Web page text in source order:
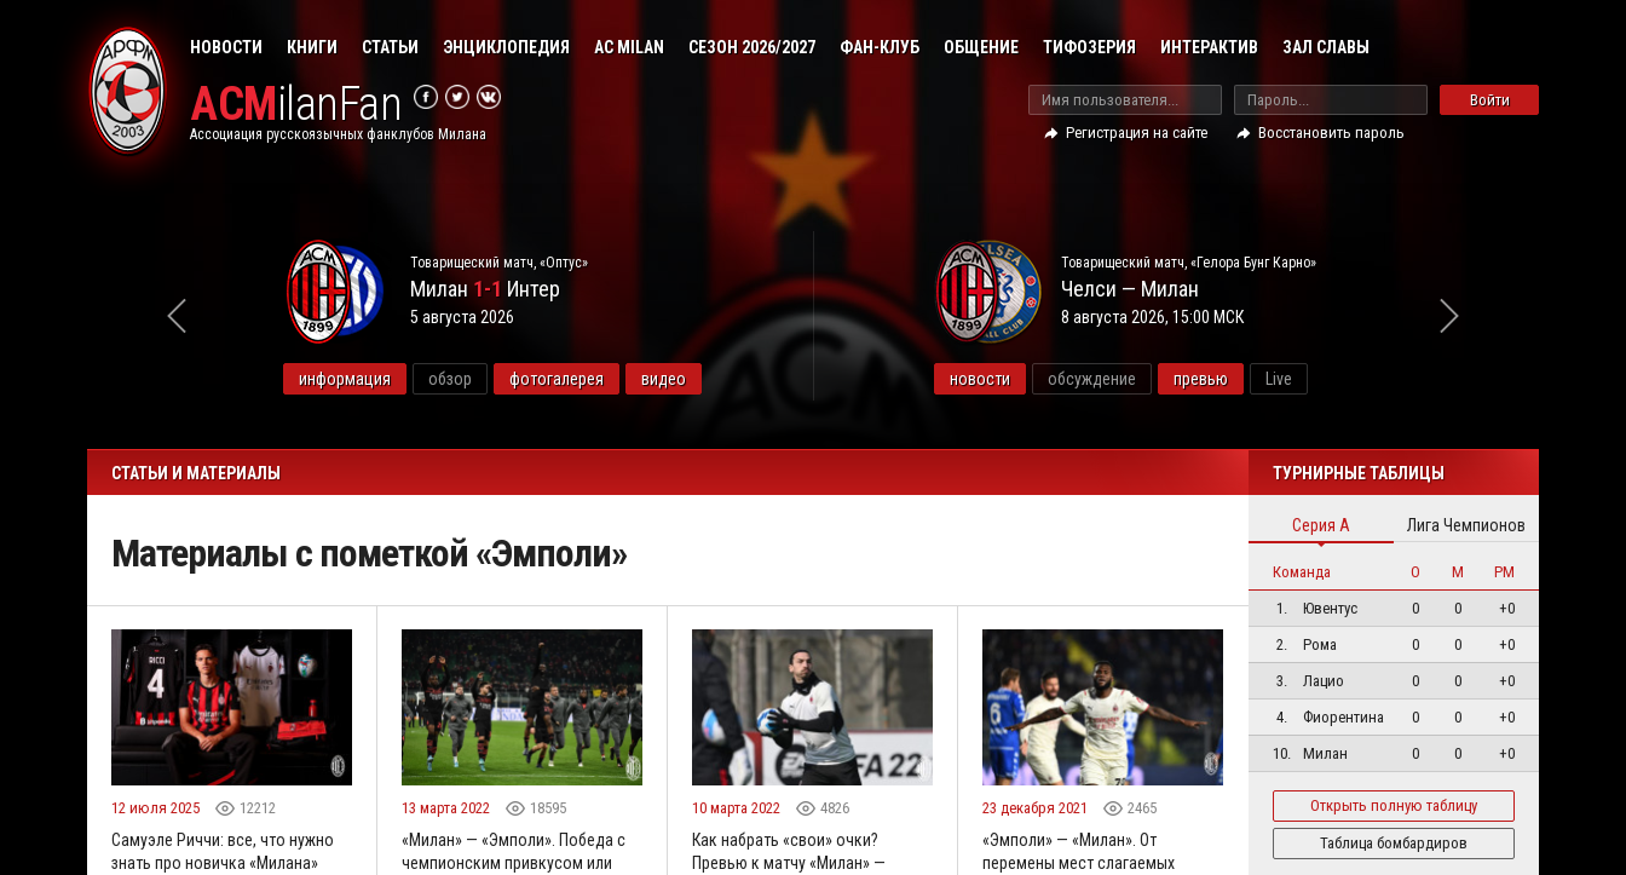
НОВОСТИ КНИГИ СТАТЬИ ЭНЦИКЛОПЕДИЯ AC MILAN СЕЗОН 2026/2027 ФАН-КЛУБ ОБЩЕНИЕ ТИФОЗЕРИЯ ИНТЕРАКТИВ ЗАЛ СЛАВЫ
ACMilanFan
Ассоциация русскоязычных фанклубов Милана
Войти
Регистрация на сайте
Восстановить пароль
Товарищеский матч, «Оптус»
Милан 1-1 Интер
5 августа 2026
информация обзор фотогалерея видео
Товарищеский матч, «Гелора Бунг Карно»
Челси — Милан
8 августа 2026, 15:00 МСК
новости обсуждение превью Live
СТАТЬИ И МАТЕРИАЛЫ
Материалы с пометкой «Эмполи»
12 июля 2025 12212
Самуэле Риччи: все, что нужно
знать про новичка «Милана»
13 марта 2022 18595
«Милан» — «Эмполи». Победа с
чемпионским привкусом или
10 марта 2022 4826
Как набрать «свои» очки?
Превью к матчу «Милан» —
23 декабря 2021 2465
«Эмполи» — «Милан». От
перемены мест слагаемых
ТУРНИРНЫЕ ТАБЛИЦЫ
Серия А Лига Чемпионов
Команда О М
РМ
1.
Ювентус 0 0
+0
2.
Рома 0 0
+0
3.
Лацио 0 0
+0
4.
Фиорентина 0 0
+0
10.
Милан 0 0 +0
Открыть полную таблицу
Таблица бомбардиров